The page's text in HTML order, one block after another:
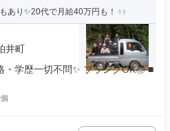
り✨20代で月給40万円も！
井町
・学歴一切不問✨ ブランクOK◎ ■